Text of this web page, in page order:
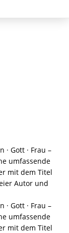
Gott · Frau –
umfassende
mit dem Titel
Autor und
Gott · Frau –
umfassende
mit dem Titel